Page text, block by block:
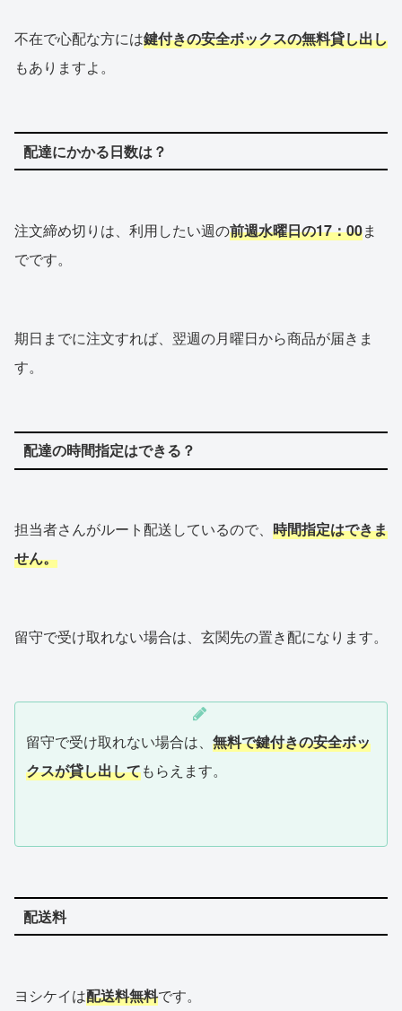
不在で心配な方には鍵付きの安全ボックスの無料貸し出し
もありますよ。
配達にかかる日数は？
注文締め切りは、利用したい週の前週水曜日の17：00ま
でです。
期日までに注文すれば、翌週の月曜日から商品が届きま
す。
配達の時間指定はできる？
担当者さんがルート配送しているので、 時間指定はできま
せん。
留守で受け取れない場合は、玄関先の置き配になります。
留守で受け取れない場合は、 無料で鍵付きの安全ボッ
クスが貸し出してもらえます。
配送料
ヨシケイは配送料無料です。